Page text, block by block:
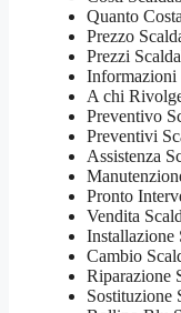
Quanto
Prezzo
Prezzi
Informazioni
A chi
Preventivo
Preventivi
Assistenza
Pronto
Vendita
Installazione
Cambio
Riparazione
Sostituzione